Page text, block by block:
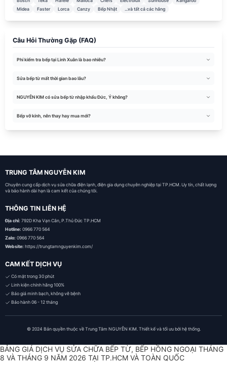
Midea
Faster Lorca Canzy Bếp Nhật ...và tất cả các hãng
Câu Hỏi Thường Gặp (FAQ)
Phí kiểm tra bếp tại Linh Xuân là bao nhiêu?
Sửa bếp từ mất thời gian bao lâu?
NGUYỄN KIM có sửa bếp từ nhập khẩu Đức, Ý không?
Bếp vỡ kính, nên thay hay mua mới?
TRUNG TÂM NGUYỄN KIM
Chuyên cung cấp dịch vụ sửa chữa điện lạnh, điện gia dụng chuyên nghiệp tại TP.HCM. Uy tín, chất lượng
và bảo hành dài hạn là cam kết của chúng tôi.
THÔNG TIN LIÊN HỆ
Địa chỉ: 792D Kha Vạn Cân, P.Thủ Đức TP.HCM
Hotline: 0966 770 564
Zalo: 0966 770 564
Website: https://trungtamnguyenkim.com/
CAM KẾT DỊCH VỤ
Có mặt trong 30 phút
Linh kiện chính hãng 100%
Báo giá minh bạch, không vẽ bệnh
Bảo hành 06 - 12 tháng
© 2024 Bản quyền thuộc về Trung Tâm NGUYỄN KIM. Thiết kế và tối ưu bởi hệ thống.
BẢNG GIÁ DỊCH VỤ SỬA CHỮA BẾP TỪ, BẾP HỒNG NGOẠI THÁNG
8 VÀ THÁNG 9 NĂM 2026 TẠI TP.HCM VÀ TOÀN QUỐC